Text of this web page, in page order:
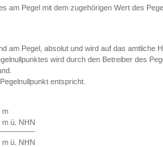
am Pegel mit dem zugehörigen Wert des
am Pegel, absolut und wird auf das amtliche
wird durch den Betreiber des
entspricht.
m
m ü. NHN
m ü. NHN